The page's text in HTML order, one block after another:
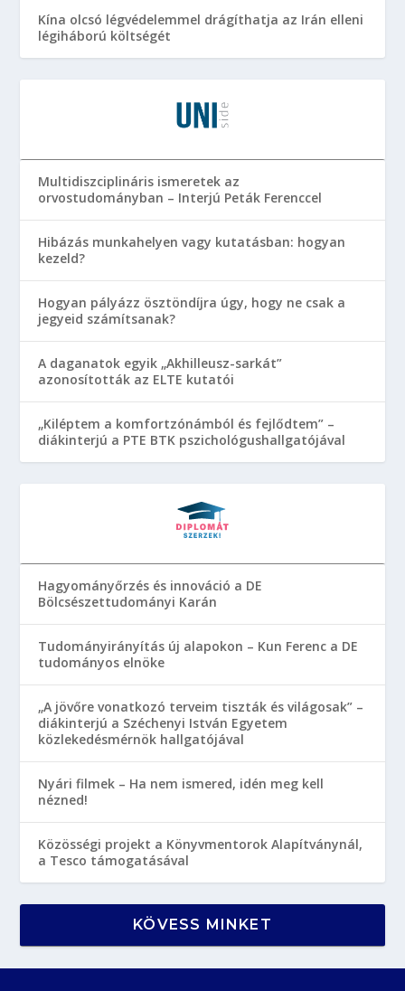
Kína olcsó légvédelemmel drágíthatja az Irán elleni
légiháború költségét
Multidiszciplináris ismeretek az
orvostudományban – Interjú Peták Ferenccel
Hibázás munkahelyen vagy kutatásban: hogyan
kezeld?
Hogyan pályázz ösztöndíjra úgy, hogy ne csak a
jegyeid számítsanak?
A daganatok egyik „Akhilleusz-sarkát”
azonosították az ELTE kutatói
„Kiléptem a komfortzónámból és fejlődtem” –
diákinterjú a PTE BTK pszichológushallgatójával
Hagyományőrzés és innováció a DE
Bölcsészettudományi Karán
Tudományirányítás új alapokon – Kun Ferenc a DE
tudományos elnöke
„A jövőre vonatkozó terveim tiszták és világosak” –
diákinterjú a Széchenyi István Egyetem
közlekedésmérnök hallgatójával
Nyári filmek – Ha nem ismered, idén meg kell
nézned!
Közösségi projekt a Könyvmentorok Alapítványnál,
a Tesco támogatásával
KÖVESS MINKET